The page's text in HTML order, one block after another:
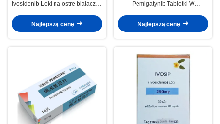
Ivosidenib Leki na ostre białaczkę
Najlepszą cenę
Pemigatynib Tabletki W
wewnątrzwątrobowego
Najlepszą cenę